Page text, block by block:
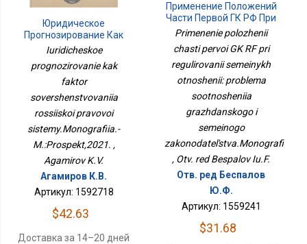
Юридическое
Прогнозирование Как
Фактор
Совершенствования
Российской Правовой
Системы.Монография.-
М.:Проспект,2021.
Iuridicheskoe
prognozirovanie kak
faktor
sovershenstvovaniia
rossiiskoi pravovoi
sistemy.Monografiia.-
M.:Prospekt,2021. ,
Agamirov K.V.
Агамиров К.В.
Артикул: 1592718
$42.63
Доставка за 14–20 дней
Применение Положений
Части Первой ГК РФ При
Регулировании
Семейных Отношений:
Проблема Соотношения
Гражданского И
Семейного
Primenenie polozhenii
chasti pervoi GK RF pri
regulirovanii semeinykh
otnoshenii: problema
sootnosheniia
grazhdanskogo i
semeinogo
zakonodatel'stva.Monografi
, Otv. red Bespalov Iu.F.
Отв. ред Беспалов
Ю.Ф.
Артикул: 1559241
$31.68